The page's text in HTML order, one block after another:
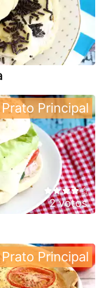
2 votos
Prato Principal
Prato Principal